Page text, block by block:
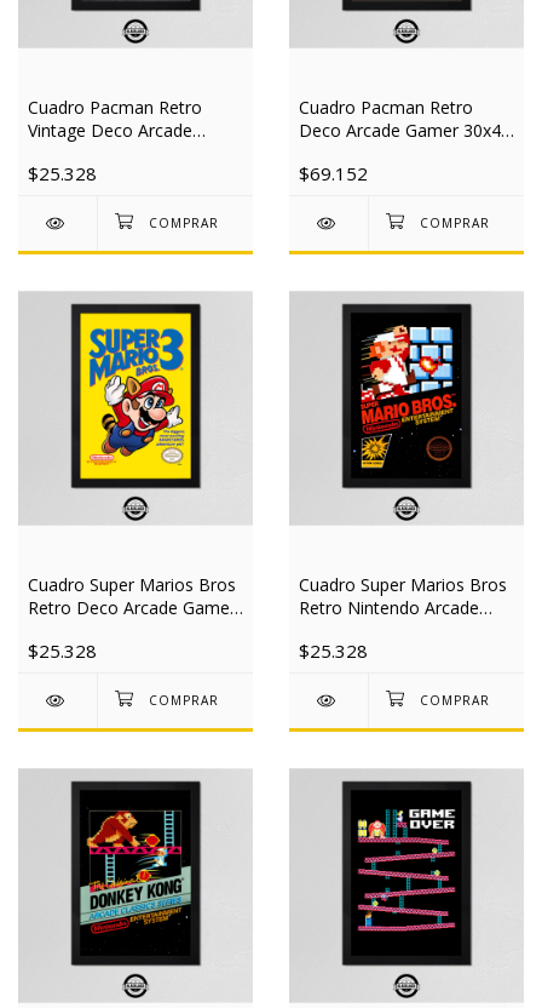
Cuadro Pacman Retro
Vintage Deco Arcade
$25.328
Cuadro Pacman Retro
Deco Arcade Gamer 30x40
$69.152
Cuadro Super Marios Bros
Retro Deco Arcade Gamer
$25.328
Cuadro Super Marios Bros
Retro Nintendo Arcade
$25.328